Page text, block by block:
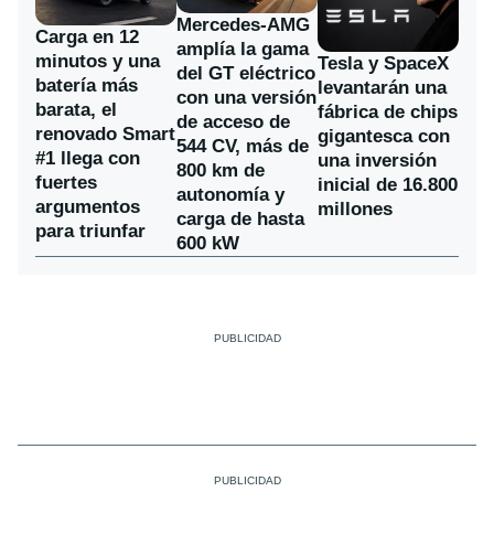
Carga en 12
minutos y una
batería más
barata, el
renovado Smart
#1 llega con
fuertes
argumentos
para triunfar
Mercedes-AMG
amplía la gama
del GT eléctrico
con una versión
de acceso de
544 CV, más de
800 km de
autonomía y
carga de hasta
600 kW
Tesla y SpaceX
levantarán una
fábrica de chips
gigantesca con
una inversión
inicial de 16.800
millones